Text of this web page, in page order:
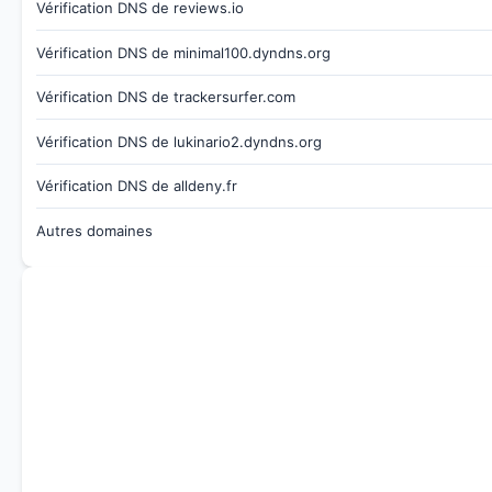
Vérification DNS de reviews.io
Vérification DNS de minimal100.dyndns.org
Vérification DNS de trackersurfer.com
Vérification DNS de lukinario2.dyndns.org
Vérification DNS de alldeny.fr
Autres domaines